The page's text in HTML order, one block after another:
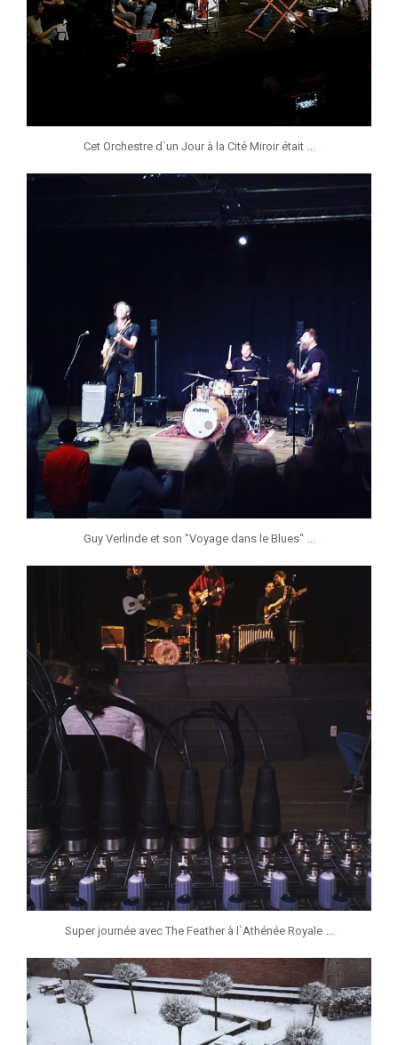
Cet Orchestre d`un Jour à la Cité Miroir était ...
jeunessesmusicaleslg
Guy Verlinde et son "Voyage dans le Blues" ...
jeunessesmusicaleslg
Jan 27
Super journée avec The Feather à l`Athénée Royale ...
jeunessesmusicaleslg
Jan 13